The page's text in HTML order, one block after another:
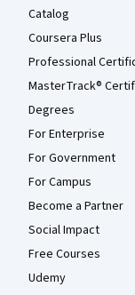
Catalog
Coursera Plus
Professional
MasterTrack®
Degrees
For Enterprise
For Government
For Campus
Become a Partner
Social Impact
Free Courses
Udemy